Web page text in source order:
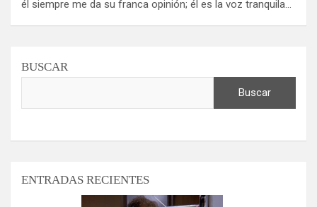
él siempre me da su franca opinión; él es la voz tranquila…
BUSCAR
Buscar
ENTRADAS RECIENTES